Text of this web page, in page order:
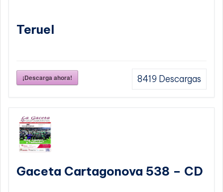
Teruel
¡Descarga ahora! 8419 Descargas
Gaceta Cartagonova 538 – CD